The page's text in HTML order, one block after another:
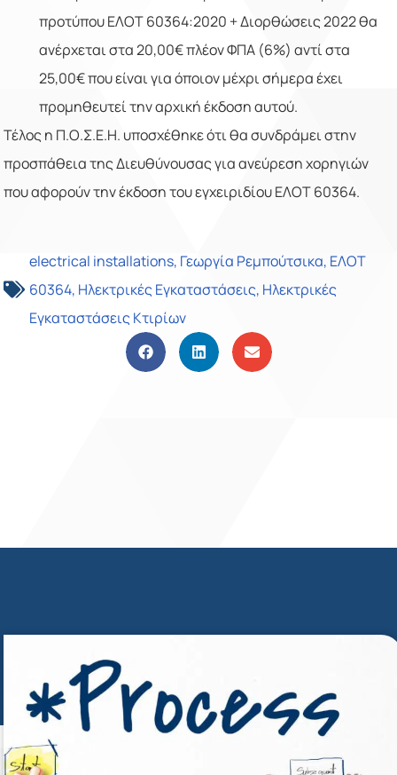
προτύπου ΕΛΟΤ 60364:2020 + Διορθώσεις 2022 θα
ανέρχεται στα 20,00€ πλέον ΦΠΑ (6%) αντί στα
25,00€ που είναι για όποιον μέχρι σήμερα έχει
προμηθευτεί την αρχική έκδοση αυτού.
Τέλος η Π.Ο.Σ.Ε.Η. υποσχέθηκε ότι θα συνδράμει στην
προσπάθεια της Διευθύνουσας για ανεύρεση χορηγιών
που αφορούν την έκδοση του εγχειριδίου ΕΛΟΤ 60364.
electrical installations, Γεωργία Ρεμπούτσικα, ΕΛΟΤ
60364, Ηλεκτρικές Εγκαταστάσεις, Ηλεκτρικές
Εγκαταστάσεις Κτιρίων